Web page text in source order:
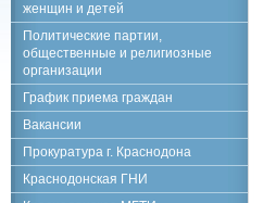
женщин и детей
Политические партии,
общественные и религиозные
организации
График приема граждан
Вакансии
Прокуратура г. Краснодона
Краснодонская ГНИ